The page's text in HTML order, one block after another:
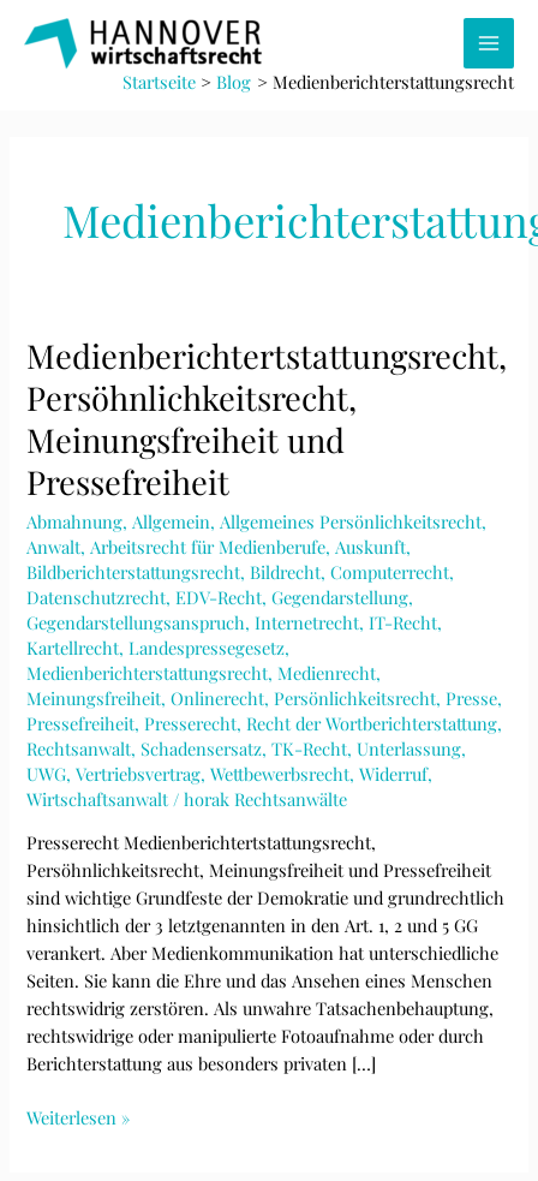
Inhalt
springen
Main
Startseite Blog Medienberichterstattungsrecht
Medienberichtertstattungsrecht,
Persöhnlichkeitsrecht,
Meinungsfreiheit und
Pressefreiheit
Abmahnung, Allgemein, Allgemeines Persönlichkeitsrecht,
Anwalt, Arbeitsrecht für Medienberufe, Auskunft,
Bildberichterstattungsrecht,Bildrecht,Computerrecht,
Datenschutzrecht,EDV-Recht,Gegendarstellung,
Gegendarstellungsanspruch,Internetrecht,IT-Recht,
Kartellrecht,Landespressegesetz,
Medienberichterstattungsrecht,Medienrecht,
Meinungsfreiheit,Onlinerecht,Persönlichkeitsrecht,Presse,
Pressefreiheit,Presserecht,Recht der Wortberichterstattung,
Rechtsanwalt, Schadensersatz,TK-Recht,Unterlassung,
UWG,Vertriebsvertrag,Wettbewerbsrecht,Widerruf,
Wirtschaftsanwalt/horak Rechtsanwälte
Presserecht Medienberichtertstattungsrecht,
Persöhnlichkeitsrecht, Meinungsfreiheit und Pressefreiheit
sind wichtige Grundfeste der Demokratie und grundrechtlich
hinsichtlich der 3 letztgenannten in den Art. 1, 2 und 5 GG
verankert. Aber Medienkommunikation hat unterschiedliche
Seiten. Sie kann die Ehre und das Ansehen eines Menschen
rechtswidrig zerstören. Als unwahre Tatsachenbehauptung,
rechtswidrige oder manipulierte Fotoaufnahme oder durch
Berichterstattung aus besonders privaten […]
Medienberichtertstattungsrecht,
Weiterlesen »